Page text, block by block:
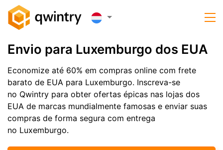
Envio para Luxemburgo dos EUA
Economize até 60% em compras online com frete
barato de EUA para Luxemburgo. Inscreva-se
no Qwintry para obter ofertas épicas nas lojas dos
EUA de marcas mundialmente famosas e enviar suas
compras de forma segura com entrega
no Luxemburgo.